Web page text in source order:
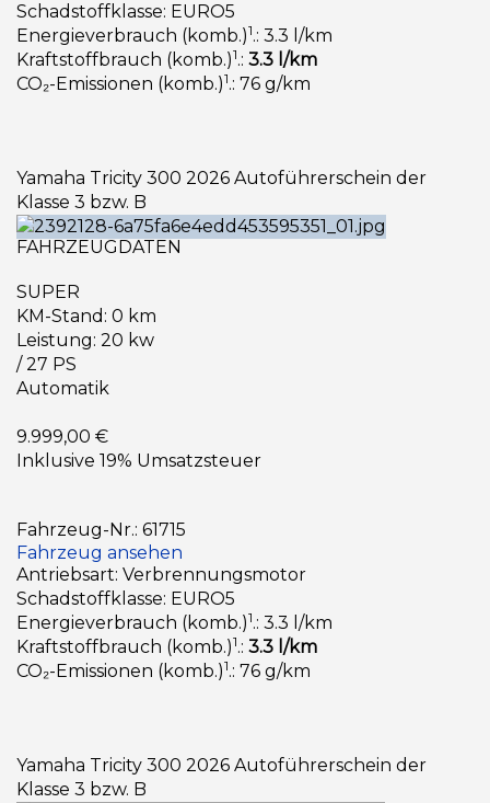
Schadstoffklasse: EURO5
Energieverbrauch (komb.)1.: 3.3 l/km
Kraftstoffbrauch (komb.)1.: 3.3 l/km
CO₂-Emissionen (komb.)1.: 76 g/km
Yamaha Tricity 300 2026 Autoführerschein der
Klasse 3 bzw. B
FAHRZEUGDATEN
SUPER
KM-Stand: 0 km
Leistung: 20 kw
/ 27 PS
Automatik
9.999,00 €
Inklusive 19% Umsatzsteuer
Fahrzeug-Nr.: 61715
Fahrzeug ansehen
Antriebsart: Verbrennungsmotor
Schadstoffklasse: EURO5
Energieverbrauch (komb.)1.: 3.3 l/km
Kraftstoffbrauch (komb.)1.: 3.3 l/km
CO₂-Emissionen (komb.)1.: 76 g/km
Yamaha Tricity 300 2026 Autoführerschein der
Klasse 3 bzw. B